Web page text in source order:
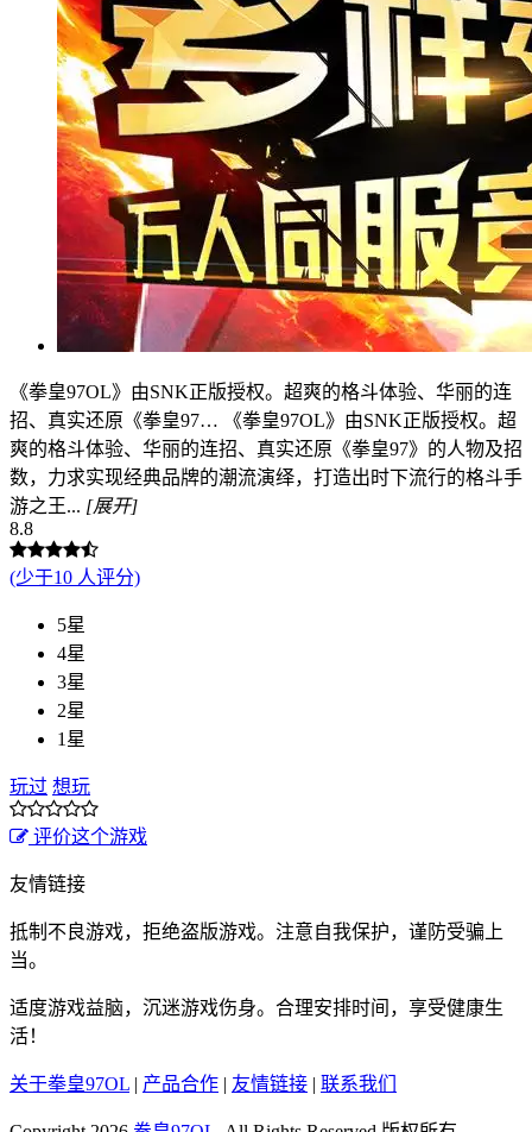
《拳皇97OL》由SNK正版授权。超爽的格斗体验、华丽的连
招、真实还原《拳皇97…
《拳皇97OL》由SNK正版授权。超
爽的格斗体验、华丽的连招、真实还原《拳皇97》的人物及招
数，力求实现经典品牌的潮流演绎，打造出时下流行的格斗手
游之王... [展开]
8.8
(少于10 人评分)
5星
4星
3星
2星
1星
玩过 想玩
评价这个游戏
友情链接
抵制不良游戏，拒绝盗版游戏。注意自我保护，谨防受骗上
当。
适度游戏益脑，沉迷游戏伤身。合理安排时间，享受健康生
活！
关于拳皇97OL | 产品合作 | 友情链接 | 联系我们